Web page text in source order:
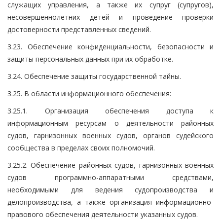
служащих управления, а также их супруг (супругов),
несовершеннолетних детей и проведение проверки
достоверности представленных сведений.
3.23. Обеспечение конфиденциальности, безопасности и
защиты персональных данных при их обработке.
3.24. Обеспечение защиты государственной тайны.
3.25. В области информационного обеспечения:
3.25.1. Организация обеспечения доступа к
информационным ресурсам о деятельности районных
судов, гарнизонных военных судов, органов судейского
сообщества в пределах своих полномочий.
3.25.2. Обеспечение районных судов, гарнизонных военных
судов программно-аппаратными средствами,
необходимыми для ведения судопроизводства и
делопроизводства, а также организация информационно-
правового обеспечения деятельности указанных судов.